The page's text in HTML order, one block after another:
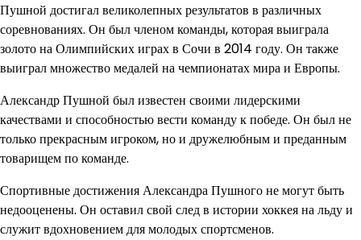
Пушной достигал великолепных результатов в различных
соревнованиях. Он был членом команды, которая выиграла
золото на Олимпийских играх в Сочи в 2014 году. Он также
выиграл множество медалей на чемпионатах мира и Европы.
Александр Пушной был известен своими лидерскими
качествами и способностью вести команду к победе. Он был не
только прекрасным игроком, но и дружелюбным и преданным
товарищем по команде.
Спортивные достижения Александра Пушного не могут быть
недооценены. Он оставил свой след в истории хоккея на льду и
служит вдохновением для молодых спортсменов.